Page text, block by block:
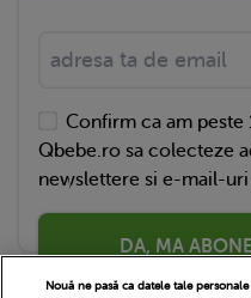
Confirm ca am peste
Qbebe.ro sa colecteze
newslettere si e-mail-
DA, MA
Nouă ne pasă ca datele tale